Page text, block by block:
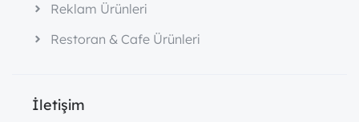
Reklam Ürünleri
Restoran & Cafe Ürünleri
İletişim